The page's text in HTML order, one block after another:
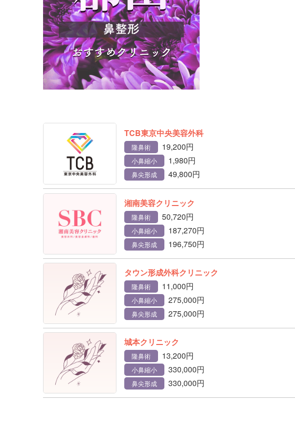
TCB東京中央美容外科
隆鼻術 19,200円
小鼻縮小 1,980円
鼻尖形成 49,800円
湘南美容クリニック
隆鼻術 50,720円
小鼻縮小 187,270円
鼻尖形成 196,750円
タウン形成外科クリニック
隆鼻術 11,000円
小鼻縮小 275,000円
鼻尖形成 275,000円
城本クリニック
隆鼻術 13,200円
小鼻縮小 330,000円
鼻尖形成 330,000円